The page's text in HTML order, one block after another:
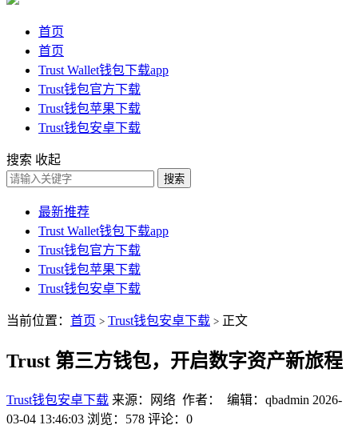
首页
首页
Trust Wallet钱包下载app
Trust钱包官方下载
Trust钱包苹果下载
Trust钱包安卓下载
搜索 收起
搜索
最新推荐
Trust Wallet钱包下载app
Trust钱包官方下载
Trust钱包苹果下载
Trust钱包安卓下载
当前位置： 首页 > Trust钱包安卓下载 > 正文
Trust 第三方钱包，开启数字资产新旅程
Trust钱包安卓下载 来源：网络 作者： 编辑：qbadmin 2026-
03-04 13:46:03 浏览：578 评论：0